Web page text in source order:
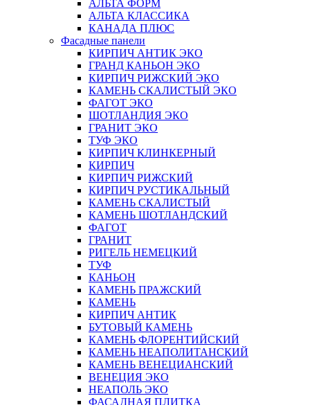
АЛЬТА ФОРМ
АЛЬТА КЛАССИКА
КАНАДА ПЛЮС
Фасадные панели
КИРПИЧ АНТИК ЭКО
ГРАНД КАНЬОН ЭКО
КИРПИЧ РИЖСКИЙ ЭКО
КАМЕНЬ СКАЛИСТЫЙ ЭКО
ФАГОТ ЭКО
ШОТЛАНДИЯ ЭКО
ГРАНИТ ЭКО
ТУФ ЭКО
КИРПИЧ КЛИНКЕРНЫЙ
КИРПИЧ
КИРПИЧ РИЖСКИЙ
КИРПИЧ РУСТИКАЛЬНЫЙ
КАМЕНЬ СКАЛИСТЫЙ
КАМЕНЬ ШОТЛАНДСКИЙ
ФАГОТ
ГРАНИТ
РИГЕЛЬ НЕМЕЦКИЙ
ТУФ
КАНЬОН
КАМЕНЬ ПРАЖСКИЙ
КАМЕНЬ
КИРПИЧ АНТИК
БУТОВЫЙ КАМЕНЬ
КАМЕНЬ ФЛОРЕНТИЙСКИЙ
КАМЕНЬ НЕАПОЛИТАНСКИЙ
КАМЕНЬ ВЕНЕЦИАНСКИЙ
ВЕНЕЦИЯ ЭКО
НЕАПОЛЬ ЭКО
ФАСАДНАЯ ПЛИТКА